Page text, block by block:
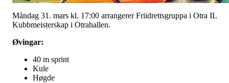
Måndag 31. mars kl. 17:00 arrangerer Friidrettsgruppa i Otra IL
Kubbmeisterskap i Otrahallen.
Øvingar:
40 m sprint
Kule
Høgde